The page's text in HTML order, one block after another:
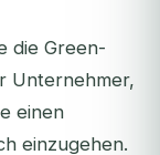
die Green-
Unternehmer,
einen
einzugehen.